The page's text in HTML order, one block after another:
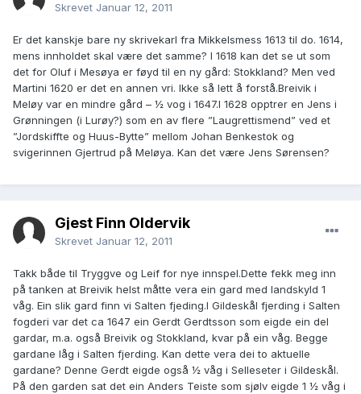
Skrevet Januar 12, 2011
Er det kanskje bare ny skrivekarl fra Mikkelsmess 1613 til do. 1614,
mens innholdet skal være det samme? I 1618 kan det se ut som
det for Oluf i Mesøya er føyd til en ny gård: Stokkland? Men ved
Martini 1620 er det en annen vri. Ikke så lett å forstå.Breivik i
Meløy var en mindre gård – ½ vog i 1647.I 1628 opptrer en Jens i
Grønningen (i Lurøy?) som en av flere ”Laugrettismend” ved et
”Jordskiffte og Huus-Bytte” mellom Johan Benkestok og
svigerinnen Gjertrud på Meløya. Kan det være Jens Sørensen?
Gjest Finn Oldervik
Skrevet Januar 12, 2011
Takk både til Tryggve og Leif for nye innspel.Dette fekk meg inn
på tanken at Breivik helst måtte vera ein gard med landskyld 1
våg. Ein slik gard finn vi Salten fjeding.I Gildeskål fjerding i Salten
fogderi var det ca 1647 ein Gerdt Gerdtsson som eigde ein del
gardar, m.a. også Breivik og Stokkland, kvar på ein våg. Begge
gardane låg i Salten fjerding. Kan dette vera dei to aktuelle
gardane? Denne Gerdt eigde også ½ våg i Selleseter i Gildeskål.
På den garden sat det ein Anders Teiste som sjølv eigde 1 ½ våg i